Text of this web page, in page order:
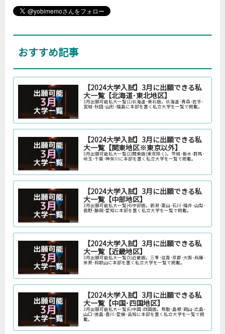
おすすめ記事
【2024大学入試】3月に出願できる私
大一覧【北海道･東北地区】
3月出願可能私大一覧(1)北海道･東北版。北海道･青森･岩手･
宮城･秋田･山形･福島に本部を置く私立大学を一覧で掲載。
【2024大学入試】3月に出願できる私
大一覧【関東地区※東京以外】
3月出願可能私大一覧(2)関東版(東京除く)。茨城･栃木･群馬･
埼玉･千葉･神奈川に本部を置く私立大学を一覧で掲載。
【2024大学入試】3月に出願できる私
大一覧【中部地区】
3月出願可能私大一覧(4)中部版。新潟･富山･石川･福井･山梨･
長野･静岡･愛知に本部を置く私立大学を一覧で掲載。
【2024大学入試】3月に出願できる私
大一覧【近畿地区】
3月出願可能私大一覧(5)近畿版。三重･滋賀･京都･大阪･兵庫･
奈良･和歌山に本部を置く私立大学を一覧で掲載。
【2024大学入試】3月に出願できる私
大一覧【中国･四国地区】
3月出願可能私大一覧(6)中国･四国版。鳥取･島根･岡山･広島･
山口･徳島･香川･愛媛･高知に本部を置く私立大学を一覧で掲
載。